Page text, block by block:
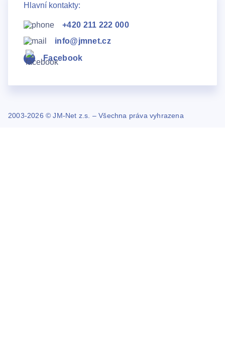
Hlavní kontakty:
+420 211 222 000
info@jmnet.cz
Facebook
2003-2026 © JM-Net z.s. – Všechna práva vyhrazena